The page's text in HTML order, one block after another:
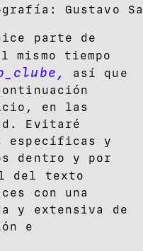
Gustavo
parte de
mismo tiempo
así que
en las
Evitaré
específicas y
dentro y por
del texto
con una
y extensiva de
e